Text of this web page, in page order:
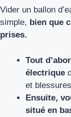
Vider un ballon
simple, bien que
prises.
Tout
électrique
et
Ensuite,
situé en